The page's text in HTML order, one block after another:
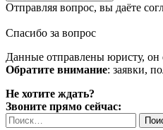
Отправляя вопрос, вы даёте
Спасибо за вопрос
Данные отправлены юристу, он
Обратите внимание: заявки,
Не хотите ждать?
Звоните прямо сейчас:
Найти: